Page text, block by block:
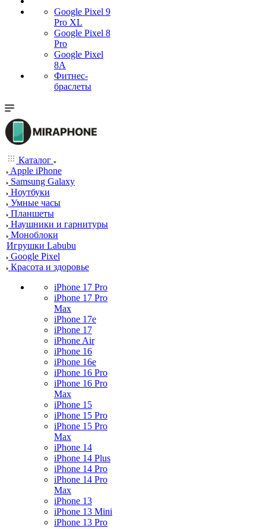
Google Pixel 9
Pro XL
Google Pixel 8
Pro
Google Pixel
8A
Фитнес-
браслеты
Каталог
Apple iPhone
Samsung Galaxy
Ноутбуки
Умные часы
Планшеты
Наушники и гарнитуры
Моноблоки
Игрушки Labubu
Google Pixel
Красота и здоровье
iPhone 17 Pro
iPhone 17 Pro
Max
iPhone 17e
iPhone 17
iPhone Air
iPhone 16
iPhone 16e
iPhone 16 Pro
iPhone 16 Pro
Max
iPhone 15
iPhone 15 Pro
iPhone 15 Pro
Max
iPhone 14
iPhone 14 Plus
iPhone 14 Pro
iPhone 14 Pro
Max
iPhone 13
iPhone 13 Mini
iPhone 13 Pro